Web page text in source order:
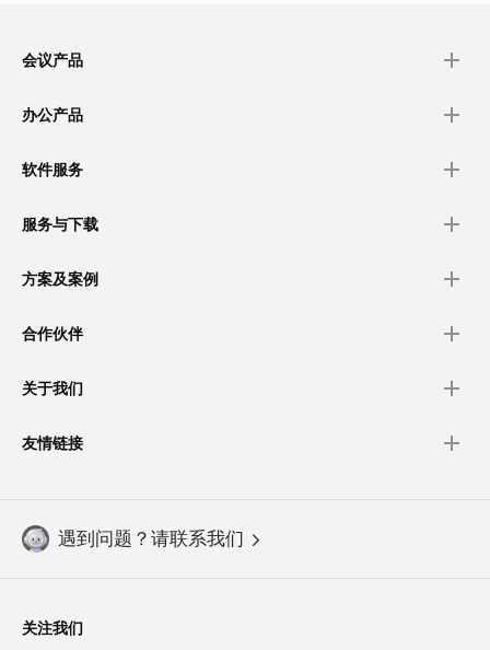
会议产品
办公产品
软件服务
服务与下载
方案及案例
合作伙伴
关于我们
友情链接
遇到问题？请联系我们
关注我们